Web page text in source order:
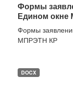
Формы
Едином
Формы
МПРЭТН КР
DOCX